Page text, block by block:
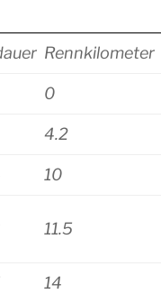
Rennkilometer
0
4.2
10
11.5
14